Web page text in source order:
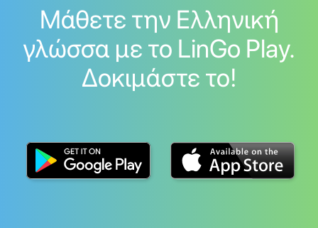
Μάθετε την Ελληνική
γλώσσα με το LinGo Play.
Δοκιμάστε το!